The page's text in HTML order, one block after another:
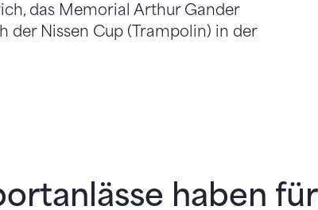
das Memorial Arthur Gander
der Nissen Cup (Trampolin) in der
haben für